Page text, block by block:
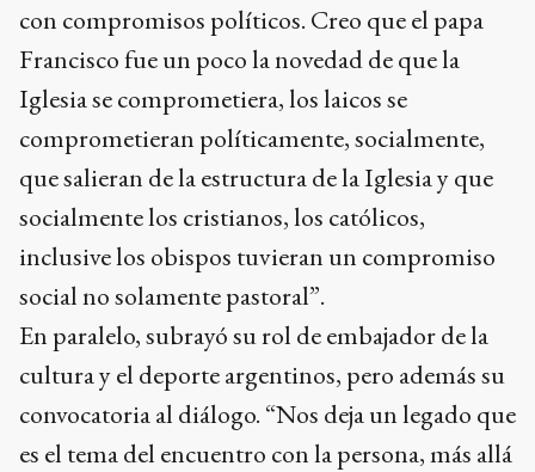
con compromisos políticos. Creo que el papa
Francisco fue un poco la novedad de que la
Iglesia se comprometiera, los laicos se
comprometieran políticamente, socialmente,
que salieran de la estructura de la Iglesia y que
socialmente los cristianos, los católicos,
inclusive los obispos tuvieran un compromiso
social no solamente pastoral”.
En paralelo, subrayó su rol de embajador de la
cultura y el deporte argentinos, pero además su
convocatoria al diálogo. “Nos deja un legado que
es el tema del encuentro con la persona, más allá